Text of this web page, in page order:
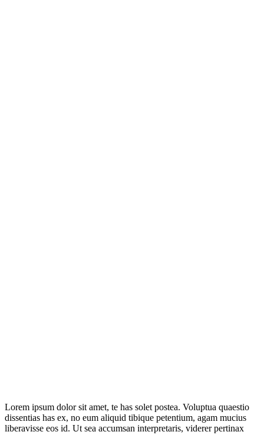
Lorem ipsum dolor sit amet, te has solet postea. Voluptua quaestio
dissentias has ex, no eum aliquid tibique petentium, agam mucius
liberavisse eos id. Ut sea accumsan interpretaris, viderer pertinax